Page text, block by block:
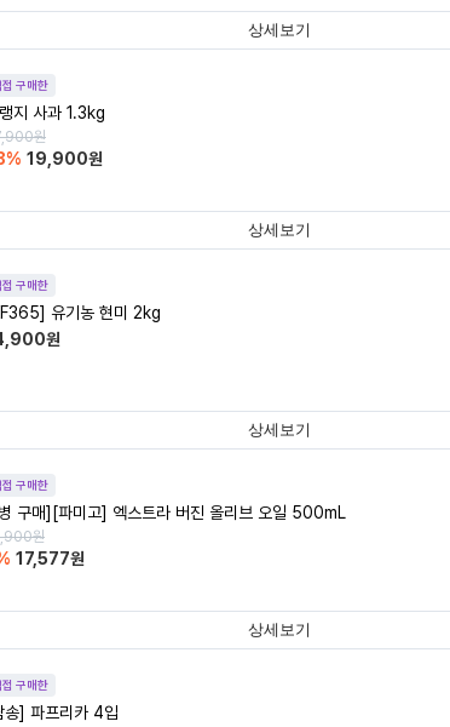
상세보기
접 구매한
지 사과 1.3kg
원
% 19,900원
상세보기
접 구매한
유기농 현미 2kg
원
상세보기
접 구매한
구매][파미고] 엑스트라 버진 올리브 오일 500mL
원
17,577원
상세보기
접 구매한
송] 파프리카 4입